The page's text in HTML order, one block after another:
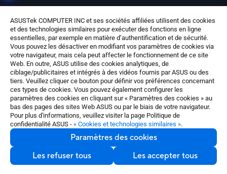
ASUSTek COMPUTER INC et ses sociétés affiliées utilisent des cookies
et des technologies similaires pour exécuter des fonctions en ligne
essentielles, par exemple en matière d’authentification et de sécurité.
Vous pouvez les désactiver en modifiant vos paramètres de cookies via
votre navigateur, mais cela peut affecter le fonctionnement de ce site
Web. En outre, ASUS utilise des cookies analytiques, de
ciblage/publicitaires et intégrés à des vidéos fournis par ASUS ou des
tiers. Veuillez cliquer ce bouton pour définir vos préférences concernant
ces types de cookies. Vous pouvez également configurer les
paramètres des cookies en cliquant sur « Paramètres des cookies » au
bas des pages des sites Web ASUS ou par le biais de votre navigateur.
Pour plus d'informations, veuillez visiter la page Politique de
confidentialité ASUS - « Cookies et technologies similaires ».
Paramètres des cookies
Les refuser tous
Les accepter tous
Support
Services & Programmes
Nous contacter
©ASUSTeK Computer Inc. Tous droits réservés.
Conditions d'utilisation
Politique de confidentialité Paramètres des cookies
Nous contacter